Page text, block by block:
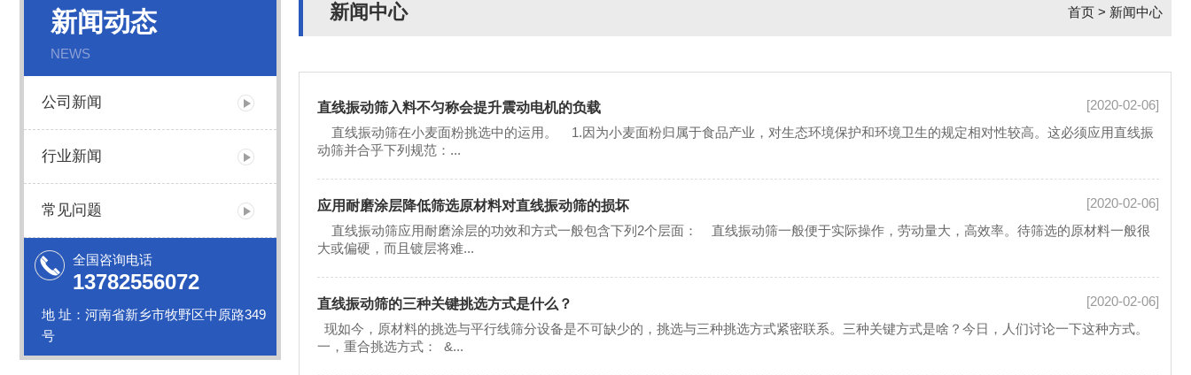
新闻动态
NEWS
公司新闻
行业新闻
常见问题
全国咨询电话
13782556072
地 址：河南省新乡市牧野区中原路349
号
首页 > 新闻中心
新闻中心
[2020-02-06]
直线振动筛入料不匀称会提升震动电机的负载
直线振动筛在小麦面粉挑选中的运用。 1.因为小麦面粉归属于食品产业，对生态环境保护和环境卫生的规定相对性较高。这必须应用直线振
动筛并合乎下列规范：...
[2020-02-06]
应用耐磨涂层降低筛选原材料对直线振动筛的损坏
直线振动筛应用耐磨涂层的功效和方式一般包含下列2个层面： 直线振动筛一般便于实际操作，劳动量大，高效率。待筛选的原材料一般很
大或偏硬，而且镀层将难...
[2020-02-06]
直线振动筛的三种关键挑选方式是什么？
现如今，原材料的挑选与平行线筛分设备是不可缺少的，挑选与三种挑选方式紧密联系。三种关键方式是啥？今日，人们讨论一下这种方式。
一，重合挑选方式： &...